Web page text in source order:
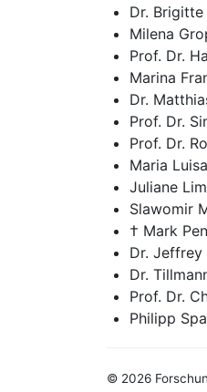
Dr.
Milena
Prof. Dr.
Marina
Dr.
Prof. Dr.
Prof. Dr.
Maria
Juliane
Slawomir
† Mark
Dr. Jeffrey
Dr.
Prof. Dr.
Philipp
© 2026